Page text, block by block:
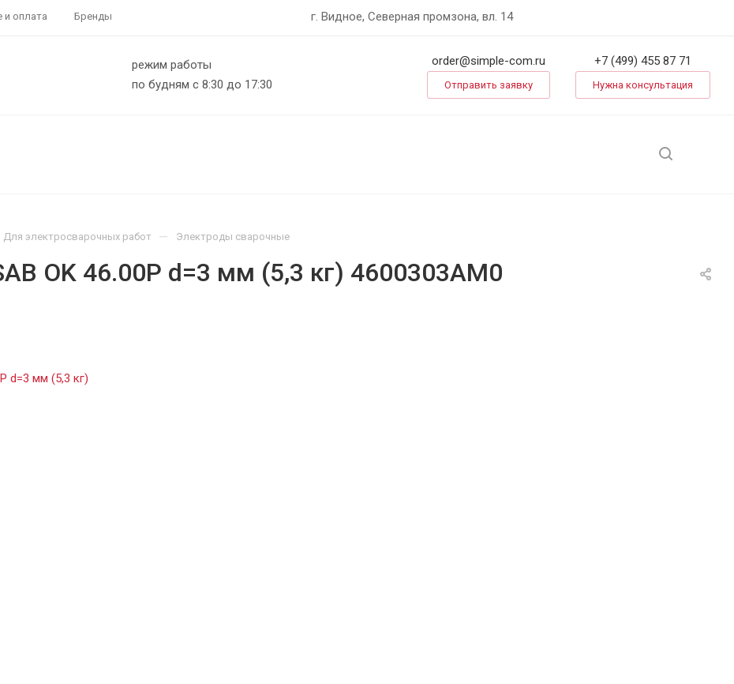
и оплата Бренды г. Видное, Северная промзона, вл. 14
режим работы
по будням с 8:30 до 17:30
order@simple-com.ru
Отправить заявку
+7 (499) 455 87 71
Нужна консультация
Для электросварочных работ — Электроды сварочные
OK 46.00Р d=3 мм (5,3 кг) 4600303AM0